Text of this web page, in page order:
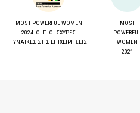
MOST POWERFUL WOMEN
2024: ΟΙ ΠΙΟ ΙΣΧΥΡΕΣ
ΓΥΝΑΙΚΕΣ ΣΤΙΣ ΕΠΙΧΕΙΡΗΣΕΙΣ
MOST
POWERFUL
WOMEN
2021